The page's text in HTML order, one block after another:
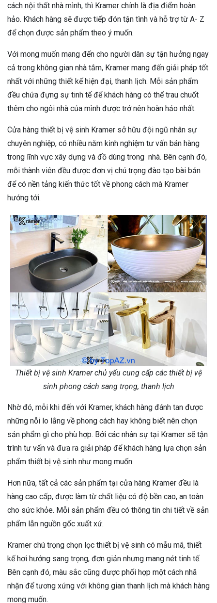
cách nội thất nhà mình, thì Kramer chính là địa điểm hoàn
hảo. Khách hàng sẽ được tiếp đón tận tình và hỗ trợ từ A- Z
để chọn được sản phẩm theo ý muốn.
Với mong muốn mang đến cho người dân sự tận hưởng ngay
cả trong không gian nhà tắm, Kramer mang đến giải pháp tốt
nhất với những thiết kế hiện đại, thanh lịch. Mỗi sản phẩm
đều chứa đựng sự tinh tế để khách hàng có thể trau chuốt
thêm cho ngôi nhà của mình được trở nên hoàn hảo nhất.
Cửa hàng thiết bị vệ sinh Kramer sở hữu đội ngũ nhân sự
chuyên nghiệp, có nhiều năm kinh nghiệm tư vấn bán hàng
trong lĩnh vực xây dựng và đồ dùng trong nhà. Bên cạnh đó,
mỗi thành viên đều được đơn vị chú trọng đào tạo bài bản
để có nền tảng kiến thức tốt về phong cách mà Kramer
hướng tới.
Thiết bị vệ sinh Kramer chủ yếu cung cấp các thiết bị vệ
sinh phong cách sang trọng, thanh lịch
Nhờ đó, mỗi khi đến với Kramer, khách hàng đánh tan được
những nỗi lo lắng về phong cách hay không biết nên chọn
sản phẩm gì cho phù hợp. Bởi các nhân sự tại Kramer sẽ tận
trình tư vấn và đưa ra giải pháp để khách hàng lựa chọn sản
phẩm thiết bị vệ sinh như mong muốn.
Hơn nữa, tất cả các sản phẩm tại cửa hàng Kramer đều là
hàng cao cấp, được làm từ chất liệu có độ bền cao, an toàn
cho sức khỏe. Mỗi sản phẩm đều có thông tin chi tiết về sản
phẩm lẫn nguồn gốc xuất xứ.
Kramer chú trọng chọn lọc thiết bị vệ sinh có mẫu mã, thiết
kế hơi hướng sang trọng, đơn giản nhưng mang nét tinh tế.
Bên cạnh đó, màu sắc cũng được phối hợp một cách nhã
nhặn để tương xứng với không gian thanh lịch mà khách hàng
mong muốn.